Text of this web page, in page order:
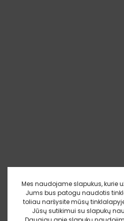
Mes naudojame slapukus, kurie
Jums bus patogu naudotis
toliau naršysite mūsų
Jūsų sutikimui su slapukų